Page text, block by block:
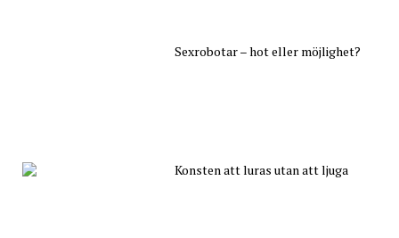
Sexrobotar – hot eller möjlighet?
Konsten att luras utan att ljuga